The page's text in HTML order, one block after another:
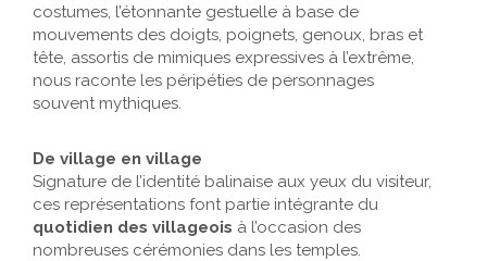
costumes, l’étonnante gestuelle à base de
mouvements des doigts, poignets, genoux, bras et
tête, assortis de mimiques expressives à l’extrême,
nous raconte les péripéties de personnages
souvent mythiques.
De village en village
Signature de l’identité balinaise aux yeux du visiteur,
ces représentations font partie intégrante du
quotidien des villageois à l’occasion des
nombreuses cérémonies dans les temples.